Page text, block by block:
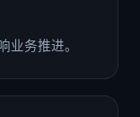
业务推进。